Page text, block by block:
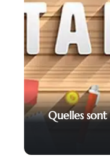
Quelles sont